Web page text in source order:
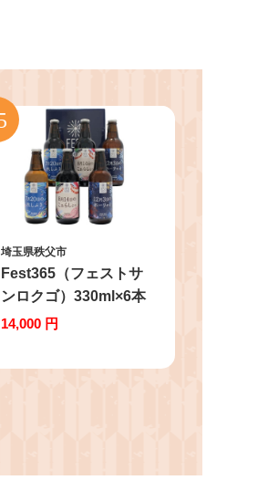
埼玉県秩父市
Fest365（フェストサ
ンロクゴ）330ml×6本
／ お酒 酒 クラフトビ
14,000 円